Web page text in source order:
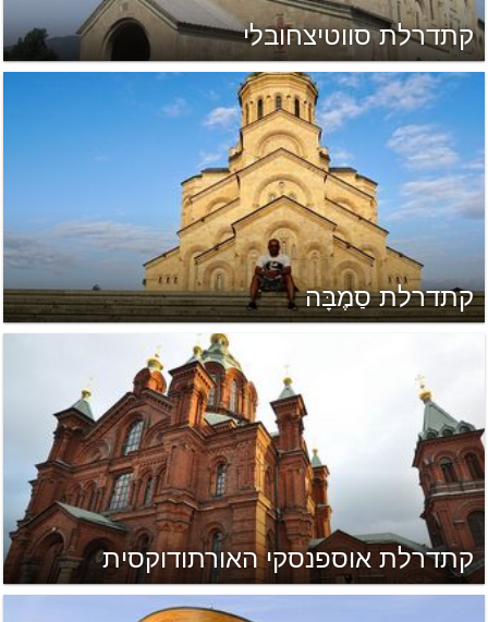
קתדרלת סווטיצחובלי
קתדרלת סַמֶבָּה
קתדרלת אוספנסקי האורתודוקסית